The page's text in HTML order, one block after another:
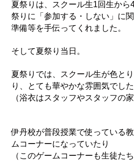
夏祭りは、スクール生1回生から
祭りに「参加する・しない」に
準備等を手伝ってくれました。
そして夏祭り当日。
夏祭りでは、スクール生が色と
り、とても華やかな雰囲気でした
（浴衣はスタッフやスタッフの
伊丹校が普段授業で使っている
ムコーナーになっていたり
（このゲームコーナーも生徒た